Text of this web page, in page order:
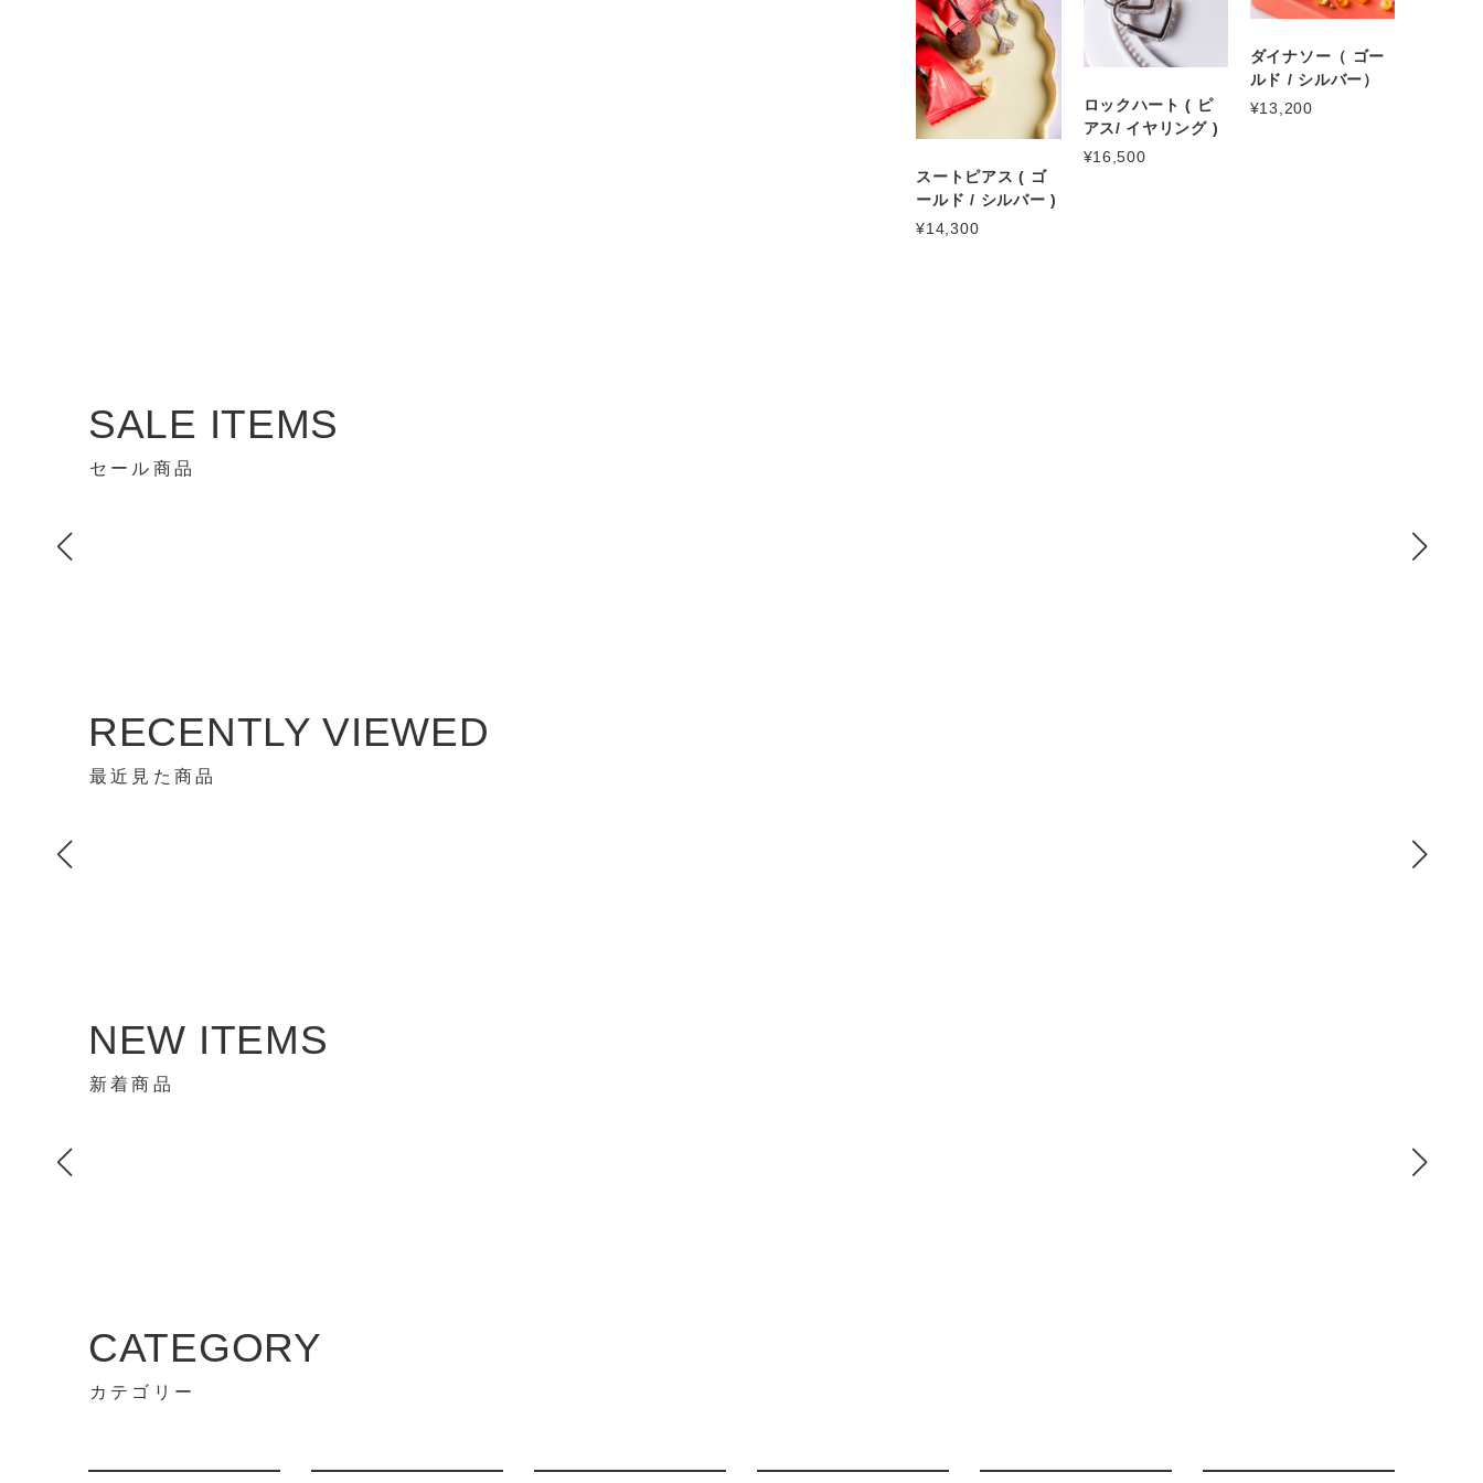
スートピアス ( ゴ
ールド / シルバー )
¥14,300
ロックハート ( ピ
アス/ イヤリング )
¥16,500
ダイナソー（ ゴー
ルド / シルバー）
¥13,200
SALE ITEMS
セール商品
RECENTLY VIEWED
最近見た商品
NEW ITEMS
新着商品
CATEGORY
カテゴリー